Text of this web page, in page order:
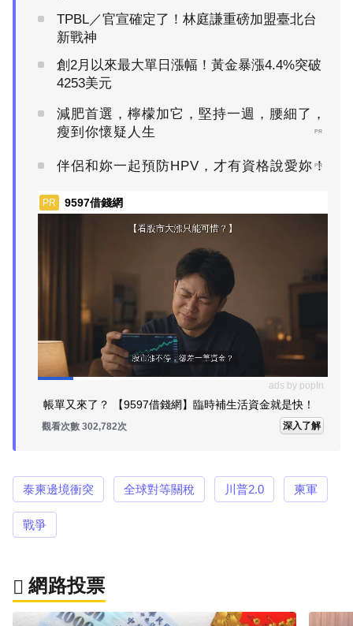
TPBL／官宣確定了！林庭謙重磅加盟臺北台
新戰神
創2月以來最大單日漲幅！黃金暴漲4.4%突破
4253美元
減肥首選，檸檬加它，堅持一週，腰細了，
瘦到你懷疑人生
PR
伴侶和妳一起預防HPV，才有資格說愛妳！
PR
PR 9597借錢網
ads by popIn
帳單又來了？ 【9597借錢網】臨時補生活資金就是快！
觀看次數 302,782次 深入了解
泰柬邊境衝突 全球對等關稅 川普2.0 柬軍
戰爭
網路投票